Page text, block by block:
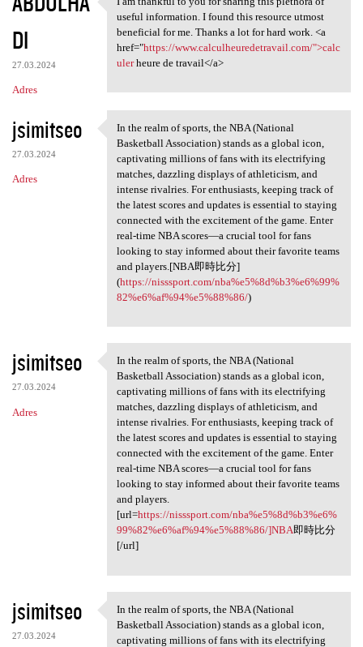
DI
27.03.2024
Adres
I am thankful to you for
useful information. I found this resource utmost
beneficial for me. Thanks a lot for hard work. <a
href="https://www.calculheuredetravail.com/">calc
ulerheure de travail</a>
jsimitseo
27.03.2024
Adres
In the realm of sports, the
In the realm of sports, the NBA (National
Basketball Association) stands as a global icon,
captivating millions of fans with its electrifying
matches, dazzling displays of athleticism, and
intense rivalries. For enthusiasts, keeping track of
the latest scores and updates is essential to staying
connected with the excitement of the game. Enter
real-time NBA scores—a crucial tool for fans
looking to stay informed about their favorite teams
and players.[NBA即時比分]
(https://nisssport.com/nba%e5%8d%b3%e6%99%
82%e6%af%94%e5%88%86/)
jsimitseo
27.03.2024
Adres
In the realm of sports, the
In the realm of sports, the NBA (National
Basketball Association) stands as a global icon,
captivating millions of fans with its electrifying
matches, dazzling displays of athleticism, and
intense rivalries. For enthusiasts, keeping track of
the latest scores and updates is essential to staying
connected with the excitement of the game. Enter
real-time NBA scores—a crucial tool for fans
looking to stay informed about their favorite teams
and players.
[url=https://nisssport.com/nba%e5%8d%b3%e6%
99%82%e6%af%94%e5%88%86/]NBA即時比分
[/url]
jsimitseo
27.03.2024
In the realm of sports, the
In the realm of sports, the NBA (National
Basketball Association) stands as a global icon,
captivating millions of fans with its electrifying